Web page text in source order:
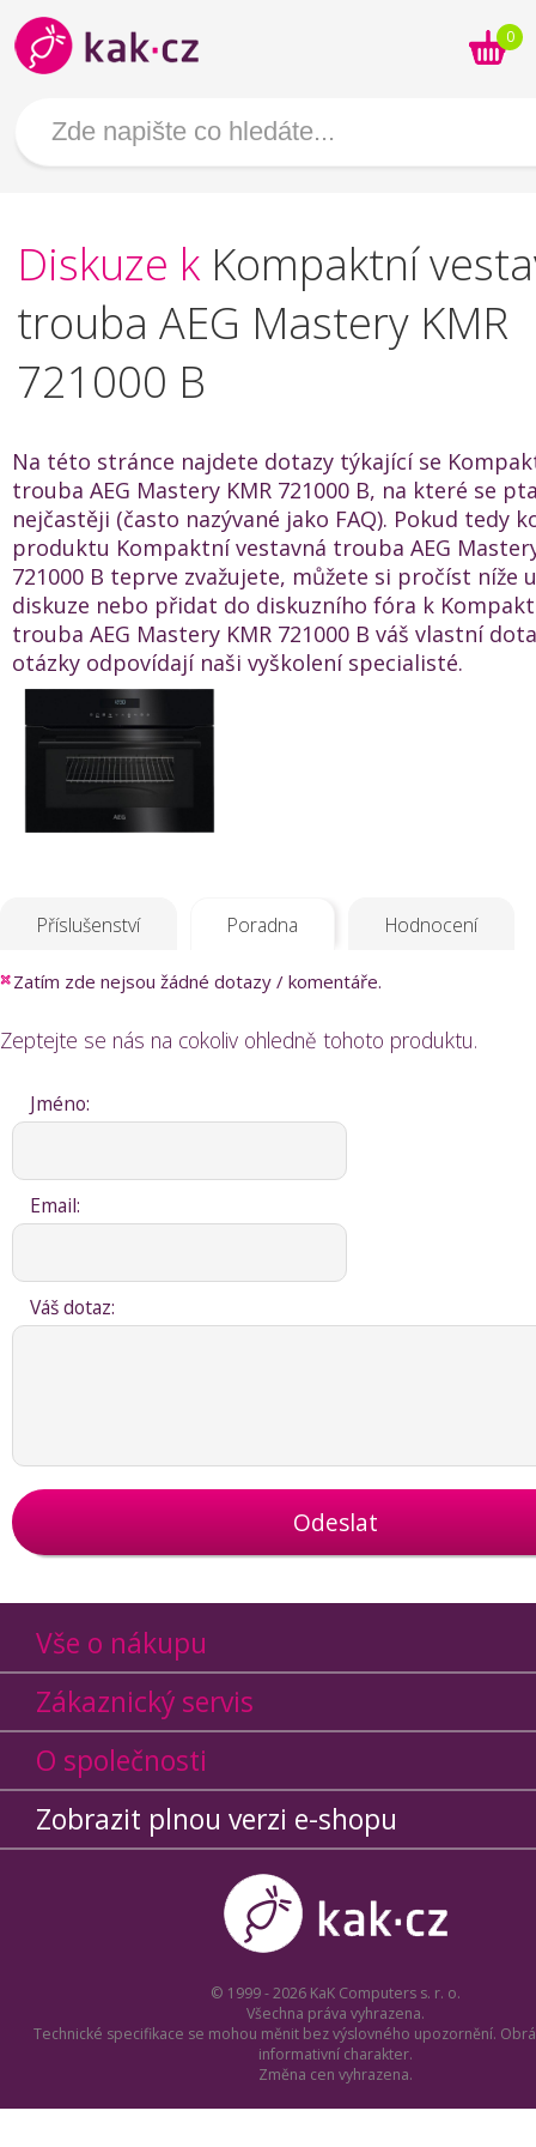
0
Diskuze k Kompaktní
trouba AEG Mastery KMR
721000 B
Na této stránce najdete dotazy týkající se
trouba AEG Mastery KMR 721000 B, na které se
nejčastěji (často nazývané jako FAQ). Pokud tedy
produktu Kompaktní vestavná trouba AEG
721000 B teprve zvažujete, můžete si pročíst níže
diskuze nebo přidat do diskuzního fóra k
trouba AEG Mastery KMR 721000 B váš vlastní
otázky odpovídají naši vyškolení specialisté.
Příslušenství Poradna Hodnocení
Zatím zde nejsou žádné dotazy / komentáře.
Zeptejte se nás na cokoliv ohledně tohoto produktu.
Jméno:
Email:
Váš dotaz:
Odeslat
Vše o nákupu
Zákaznický servis
O společnosti
Zobrazit plnou verzi e-shopu
© 1999 - 2026 KaK Computers s. r. o.
Všechna práva vyhrazena.
Technické specifikace se mohou měnit bez výslovného upozornění.
informativní charakter.
Změna cen vyhrazena.